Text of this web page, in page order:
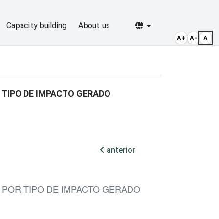
Capacity building About us Selecionar idioma
DE IMPACTO GERADO
anterior
TIPO DE IMPACTO GERADO
A+ A- A